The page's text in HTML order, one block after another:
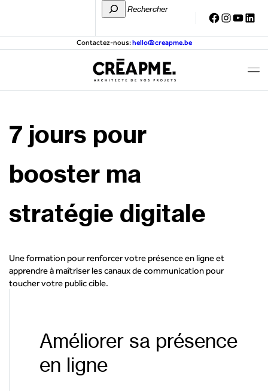
Contactez-nous:hello@creapme.be
Rechercher
Facebook
7 jours pour
booster ma
stratégie digitale
Une formation pour renforcer votre présence en ligne et
apprendre à maîtriser les canaux de communication pour
toucher votre public cible.
Améliorer sa présence
en ligne